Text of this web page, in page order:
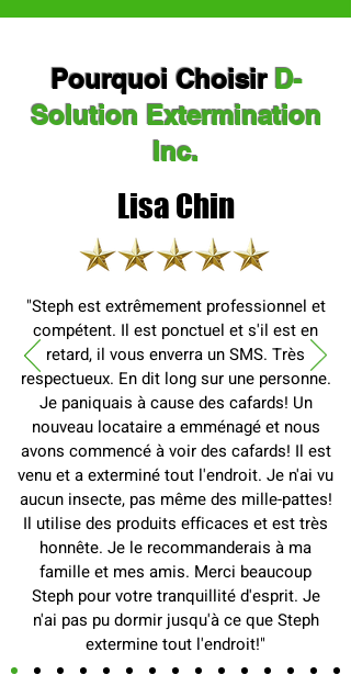
Pourquoi Choisir D-
Solution Extermination
Inc.
Lisa Chin
"Steph est extrêmement professionnel et
compétent. Il est ponctuel et s'il est en
retard, il vous enverra un SMS. Très
respectueux. En dit long sur une personne.
Je paniquais à cause des cafards! Un
nouveau locataire a emménagé et nous
avons commencé à voir des cafards! Il est
venu et a exterminé tout l'endroit. Je n'ai vu
aucun insecte, pas même des mille-pattes!
Il utilise des produits efficaces et est très
honnête. Je le recommanderais à ma
famille et mes amis. Merci beaucoup
Steph pour votre tranquillité d'esprit. Je
n'ai pas pu dormir jusqu'à ce que Steph
extermine tout l'endroit!"